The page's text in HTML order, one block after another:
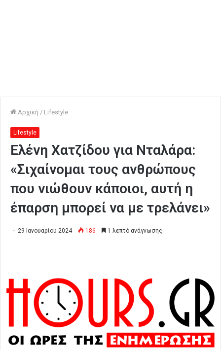
Αρχική / Lifestyle
Lifestyle
Ελένη Χατζίδου για Νταλάρα:
«Σιχαίνομαι τους ανθρώπους
που νιώθουν κάποιοι, αυτή η
έπαρση μπορεί να με τρελάνει»
29 Ιανουαρίου 2024 186 1 λεπτό ανάγνωσης